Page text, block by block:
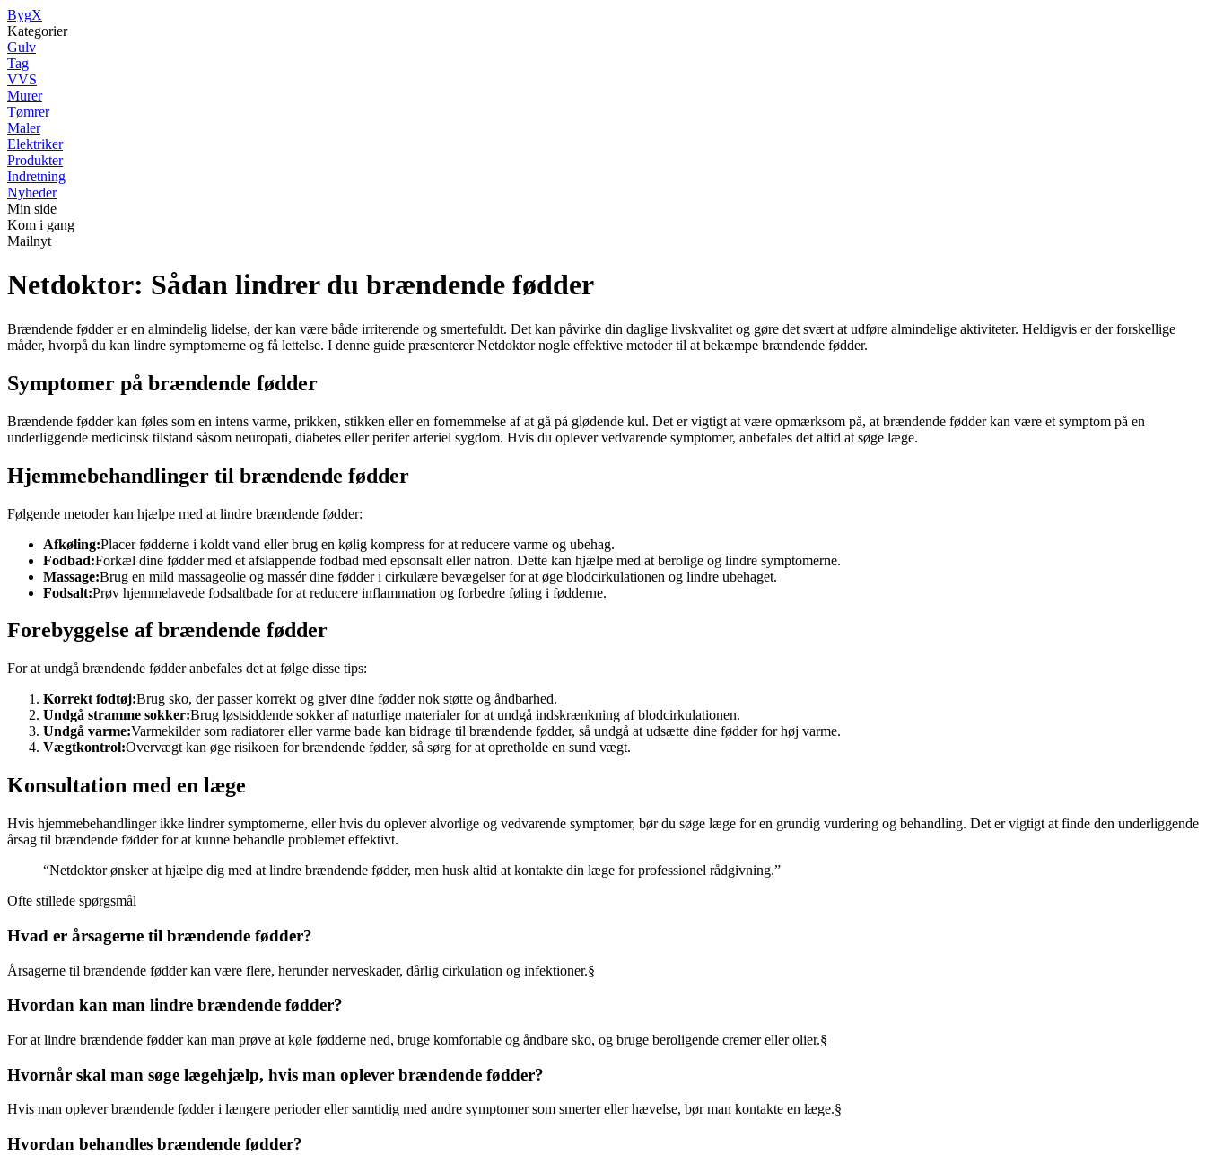
BygX
Kategorier
Gulv
Tag
VVS
Murer
Tømrer
Maler
Elektriker
Produkter
Indretning
Nyheder
Min side
Kom i gang
Mailnyt
Netdoktor: Sådan lindrer du brændende fødder
Brændende fødder er en almindelig lidelse, der kan være både irriterende og smertefuldt. Det kan påvirke din daglige livskvalitet og gøre det svært at udføre almindelige aktiviteter. Heldigvis er der forskellige
måder, hvorpå du kan lindre symptomerne og få lettelse. I denne guide præsenterer Netdoktor nogle effektive metoder til at bekæmpe brændende fødder.
Symptomer på brændende fødder
Brændende fødder kan føles som en intens varme, prikken, stikken eller en fornemmelse af at gå på glødende kul. Det er vigtigt at være opmærksom på, at brændende fødder kan være et symptom på en
underliggende medicinsk tilstand såsom neuropati, diabetes eller perifer arteriel sygdom. Hvis du oplever vedvarende symptomer, anbefales det altid at søge læge.
Hjemmebehandlinger til brændende fødder
Følgende metoder kan hjælpe med at lindre brændende fødder:
Afkøling:Placer fødderne i koldt vand eller brug en kølig kompress for at reducere varme og ubehag.
Fodbad:Forkæl dine fødder med et afslappende fodbad med epsonsalt eller natron. Dette kan hjælpe med at berolige og lindre symptomerne.
Massage:Brug en mild massageolie og massér dine fødder i cirkulære bevægelser for at øge blodcirkulationen og lindre ubehaget.
Fodsalt:Prøv hjemmelavede fodsaltbade for at reducere inflammation og forbedre føling i fødderne.
Forebyggelse af brændende fødder
For at undgå brændende fødder anbefales det at følge disse tips:
Korrekt fodtøj:Brug sko, der passer korrekt og giver dine fødder nok støtte og åndbarhed.
Undgå stramme sokker:Brug løstsiddende sokker af naturlige materialer for at undgå indskrænkning af blodcirkulationen.
Undgå varme:Varmekilder som radiatorer eller varme bade kan bidrage til brændende fødder, så undgå at udsætte dine fødder for høj varme.
Vægtkontrol:Overvægt kan øge risikoen for brændende fødder, så sørg for at opretholde en sund vægt.
Konsultation med en læge
Hvis hjemmebehandlinger ikke lindrer symptomerne, eller hvis du oplever alvorlige og vedvarende symptomer, bør du søge læge for en grundig vurdering og behandling. Det er vigtigt at finde den underliggende
årsag til brændende fødder for at kunne behandle problemet effektivt.
“Netdoktor ønsker at hjælpe dig med at lindre brændende fødder, men husk altid at kontakte din læge for professionel rådgivning.”
Ofte stillede spørgsmål
Hvad er årsagerne til brændende fødder?
Årsagerne til brændende fødder kan være flere, herunder nerveskader, dårlig cirkulation og infektioner.§
Hvordan kan man lindre brændende fødder?
For at lindre brændende fødder kan man prøve at køle fødderne ned, bruge komfortable og åndbare sko, og bruge beroligende cremer eller olier.§
Hvornår skal man søge lægehjælp, hvis man oplever brændende fødder?
Hvis man oplever brændende fødder i længere perioder eller samtidig med andre symptomer som smerter eller hævelse, bør man kontakte en læge.§
Hvordan behandles brændende fødder?